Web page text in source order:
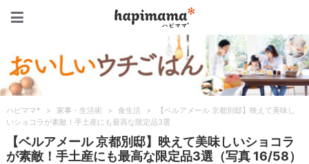
ハピママ* > 家事・生活術 > 食生活 >
【ベルアメール 京都別邸】映えて美味し
いショコラが素敵！手土産にも最高な限定品3選
【ベルアメール 京都別邸】映えて美味しいショコラ
が素敵！手土産にも最高な限定品3選（写真 16/58）